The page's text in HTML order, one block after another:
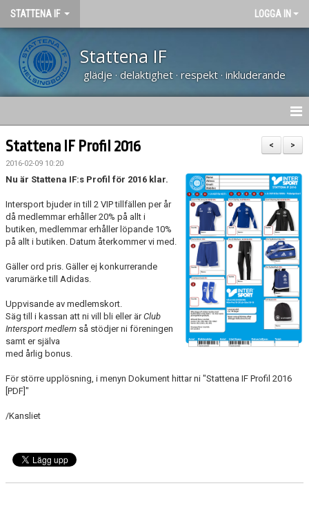
STATTENA IF LOGGA IN
Stattena IF
glädje · delaktighet · respekt · inkluderande
HEM
NYHETER
TRÄNARUTBILDNING SVFF D
OM KLUBBEN
KALENDER
SPONSORER
DOMARE, MATCHER.
AVGIFTER
FÖRENINGSSHOP
STATTENA CUP
>
<
Stattena IF Profil 2016
2016-02-09 10:20
Nu är Stattena IF:s Profil för 2016 klar.
Intersport bjuder in till 2 VIP tillfällen per år
då medlemmar erhåller 20% på allt i
butiken, medlemmar erhåller löpande 10%
på allt i butiken. Datum återkommer vi med.
Gäller ord pris. Gäller ej konkurrerande
varumärke till Adidas.
Uppvisande av medlemskort.
Säg till i kassan att ni vill bli eller ärClub
Intersport medlem så stödjer ni föreningen
samt er själva
med årlig bonus.
För större upplösning, i menyn Dokument hittar ni "Stattena IF Profil 2016
[PDF]"
/Kansliet